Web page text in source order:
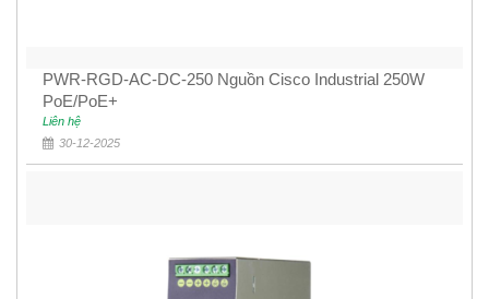
PWR-RGD-AC-DC-250 Nguồn Cisco Industrial 250W
PoE/PoE+
Liên hệ
30-12-2025